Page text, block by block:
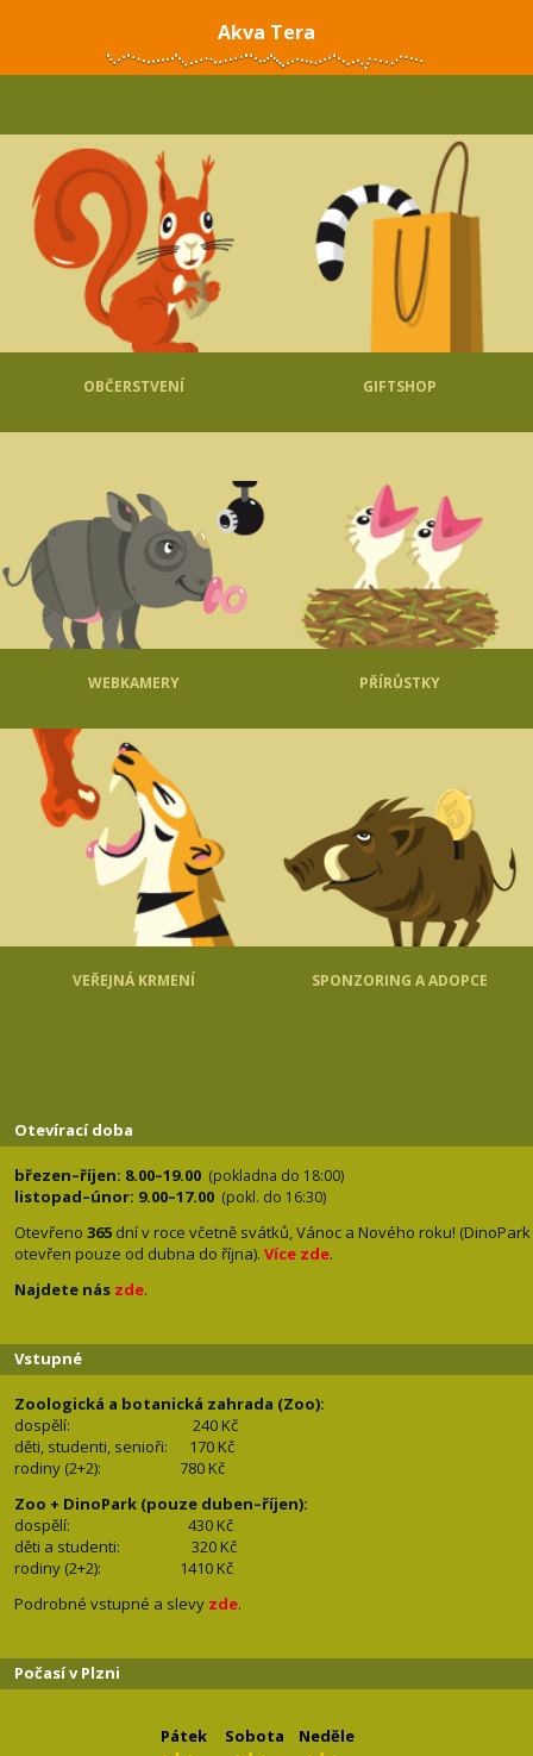
Akva Tera
OBČERSTVENÍ GIFTSHOP
WEBKAMERY PŘÍRŮSTKY
VEŘEJNÁ KRMENÍ SPONZORING A ADOPCE
Otevírací doba
březen–říjen: 8.00–19.00 (pokladna do 18:00)
listopad–únor: 9.00–17.00 (pokl. do 16:30)
Otevřeno 365 dní v roce včetně svátků, Vánoc a Nového roku! (DinoPark
otevřen pouze od dubna do října). Více zde.
Najdete nás zde.
Vstupné
Zoologická a botanická zahrada (Zoo):
dospělí:
240 Kč
děti, studenti, senioři: 170 Kč
rodiny (2+2): 780 Kč
Zoo + DinoPark (pouze duben–říjen):
dospělí: 430 Kč
děti a studenti: 320 Kč
rodiny (2+2): 1410 Kč
Podrobné vstupné a slevy zde.
Počasí v Plzni
Pátek Sobota Neděle